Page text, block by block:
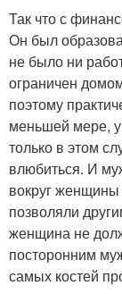
Так что с
Он был
не было ни
ограничен
поэтому
меньшей мере, у
только в этом
влюбиться. И
вокруг
позволяли
женщина не
посторонним
самых костей